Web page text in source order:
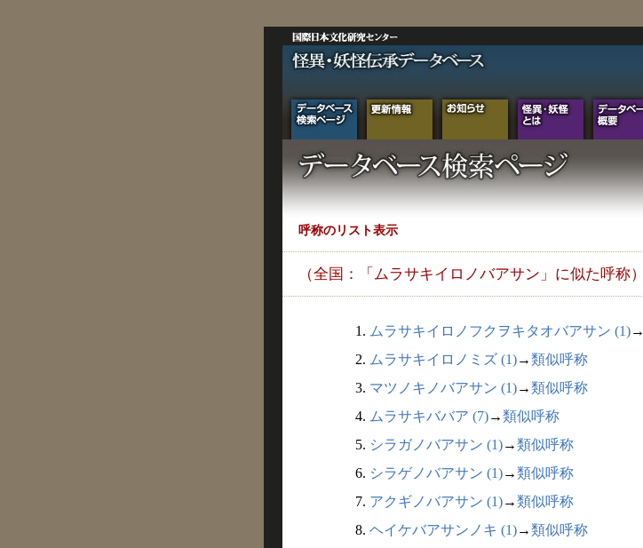
呼称のリスト表示
（全国：「ムラサキイロノバアサン」に似た呼称）
1. ムラサキイロノフクヲキタオバアサン (1)→
2. ムラサキイロノミズ (1)→類似呼称
3. マツノキノバアサン (1)→類似呼称
4. ムラサキババア (7)→類似呼称
5. シラガノバアサン (1)→類似呼称
6. シラゲノバアサン (1)→類似呼称
7. アクギノバアサン (1)→類似呼称
8. ヘイケバアサンノキ (1)→類似呼称